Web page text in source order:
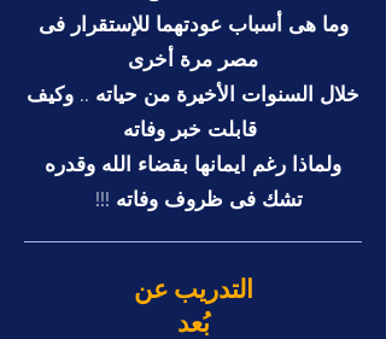
وما هى أسباب عودتهما للإستقرار فى
مصر مرة أخرى
خلال السنوات الأخيرة من حياته .. وكيف
ولماذا رغم ايمانها بقضاء الله وقدره
!!! تشك فى ظروف وفاته
التدريب عن
بُعد